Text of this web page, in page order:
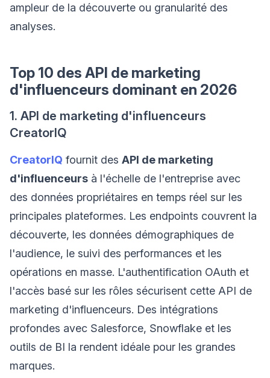
ampleur de la découverte ou granularité des
analyses.
Top 10 des API de marketing
d'influenceurs dominant en 2026
1. API de marketing d'influenceurs
CreatorIQ
CreatorIQ fournit des API de marketing
d'influenceurs à l'échelle de l'entreprise avec
des données propriétaires en temps réel sur les
principales plateformes. Les endpoints couvrent la
découverte, les données démographiques de
l'audience, le suivi des performances et les
opérations en masse. L'authentification OAuth et
l'accès basé sur les rôles sécurisent cette API de
marketing d'influenceurs. Des intégrations
profondes avec Salesforce, Snowflake et les
outils de BI la rendent idéale pour les grandes
marques.